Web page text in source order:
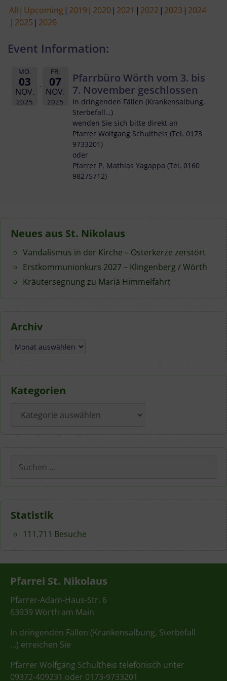
All Upcoming 2019 2020 2021 2022 2023 2024
2025 2026
Event Information:
MO.
03
NOV.
2025
FR.
07
NOV.
2025
Pfarrbüro Wörth vom 3. bis
7. November geschlossen
In dringenden Fällen (Krankensalbung,
Sterbefall…)
wenden Sie sich bitte direkt an
Pfarrer Wolfgang Schultheis (Tel. 0173
9733201)
oder
Pfarrer P. Mathias Yagappa (Tel. 0160
98275712)
Neues aus St. Nikolaus
Vandalismus in der Kirche – Osterkerze zerstört
Erstkommunionkurs 2027 – Klingenberg / Wörth
Kräutersegnung zu Mariä Himmelfahrt
Archiv
Archiv
Kategorien
Suchen
nach:
Statistik
111.711 Besuche
Pfarrei St. Nikolaus
Pfarrer-Adam-Haus-Str. 6
63939 Wörth am Main
In dringenden Fällen (Krankensalbung, Sterbefall
…) erreichen Sie
Pfarrer Wolfgang Schultheis telefonisch unter
09372-409231 oder 0173-9733201